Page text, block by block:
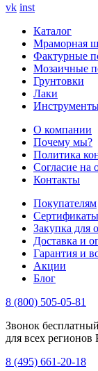
vk inst
Каталог
Мраморная
Фактурные
Мозаичные
Грунтовки
Лаки
О компании
Почему мы?
Политика
Согласие на
Контакты
Покупателям
Сертификаты
Закупка для
Доставка и
Гарантия и
Акции
Блог
8 (800) 505-05-81
Звонок бесплатный
для всех регионов
8 (495) 661-20-18